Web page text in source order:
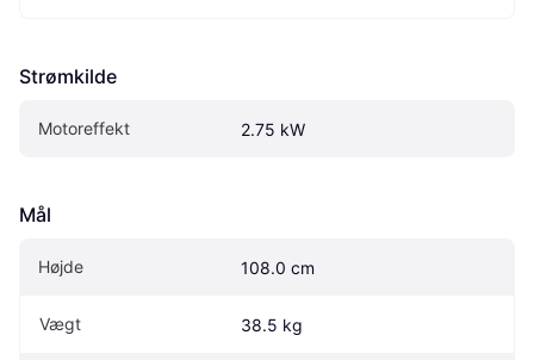
Strømkilde
Motoreffekt 2.75 kW
Mål
Højde 108.0 cm
Vægt 38.5 kg